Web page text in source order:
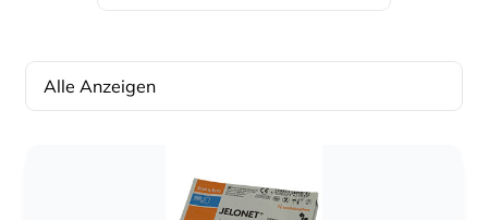
Alle Anzeigen